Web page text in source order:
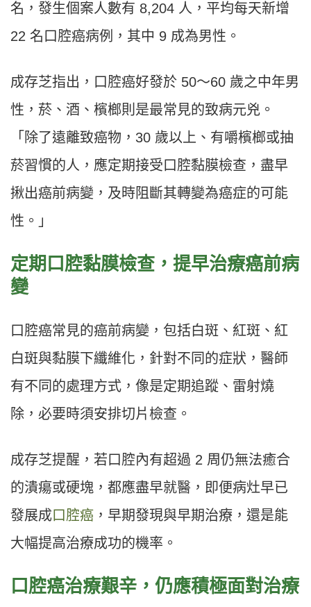
名，發生個案人數有 8,204 人，平均每天新增
22 名口腔癌病例，其中 9 成為男性。
成存芝指出，口腔癌好發於 50～60 歲之中年男
性，菸、酒、檳榔則是最常見的致病元兇。
「除了遠離致癌物，30 歲以上、有嚼檳榔或抽
菸習慣的人，應定期接受口腔黏膜檢查，盡早
揪出癌前病變，及時阻斷其轉變為癌症的可能
性。」
定期口腔黏膜檢查，提早治療癌前病
變
口腔癌常見的癌前病變，包括白斑、紅斑、紅
白斑與黏膜下纖維化，針對不同的症狀，醫師
有不同的處理方式，像是定期追蹤、雷射燒
除，必要時須安排切片檢查。
成存芝提醒，若口腔內有超過 2 周仍無法癒合
的潰瘍或硬塊，都應盡早就醫，即便病灶早已
發展成 口腔癌 ，早期發現與早期治療，還是能
大幅提高治療成功的機率。
口腔癌治療艱辛，仍應積極面對治療